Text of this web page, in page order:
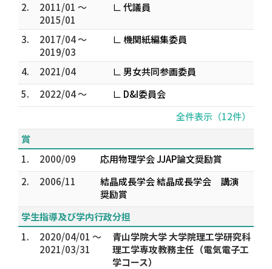
2.
2011/01 ～
2015/01
∟ 代議員
3.
2017/04 ～
2019/03
∟ 機関紙編集委員
4. 2021/04
∟ 男女共同参画委員
5.
2022/04 ～
∟ D&I委員会
全件表示（12件）
賞
1.
2000/09
応用物理学会 JJAP論文奨励賞
2.
2006/11
結晶成長学会 結晶成長学会 講演
奨励賞
学生指導及び学内行政分担
1.
2020/04/01 ～
2021/03/31
青山学院大学 大学院理工学研究科
理工学専攻教務主任（電気電子工
学コース）